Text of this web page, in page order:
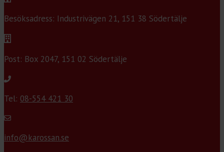
Besöksadress: Industrivägen 21, 151 38 Södertälje
Post: Box 2047, 151 02 Södertälje
Tel: 08-554 421 30
info@karossan.se